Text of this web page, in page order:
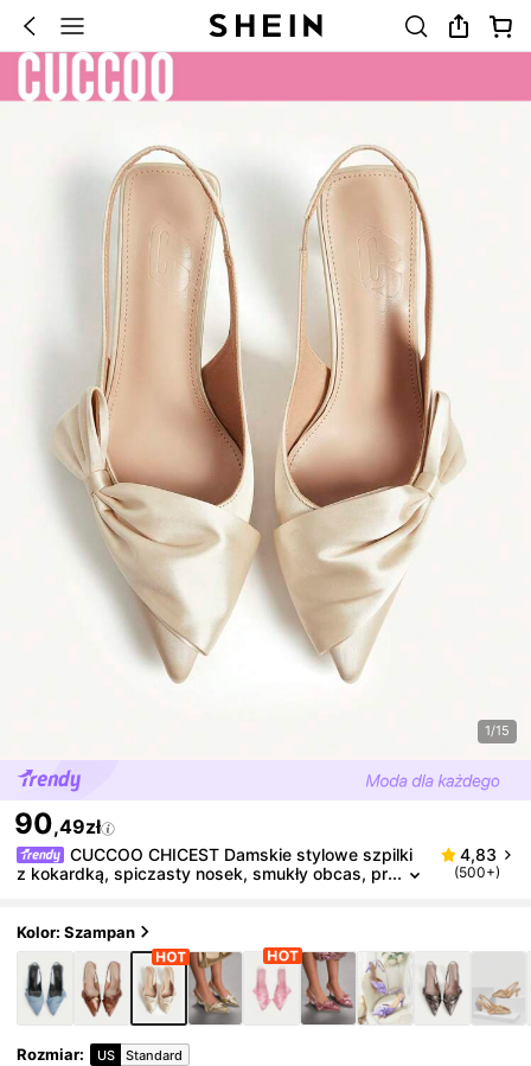
1/15
90,49zł
CUCCOO CHICEST Damskie stylowe szpilki
z kokardką, spiczasty nosek, smukły obcas, pr
4,83
(500+)
Kolor: Szampan
Rozmiar: US Standard